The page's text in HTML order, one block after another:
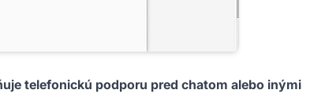
telefonickú podporu pred chatom alebo inými